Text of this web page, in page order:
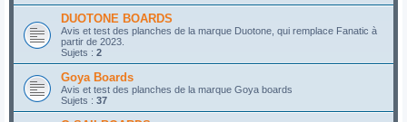
DUOTONE BOARDS
Avis et test des planches de la marque Duotone, qui remplace Fanatic à
partir de 2023.
Sujets : 2
Goya Boards
Avis et test des planches de la marque Goya boards
Sujets : 37